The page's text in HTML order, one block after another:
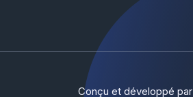
Conçu et développé par